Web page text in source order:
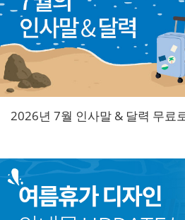
2026년 7월 인사말 & 달력 무료